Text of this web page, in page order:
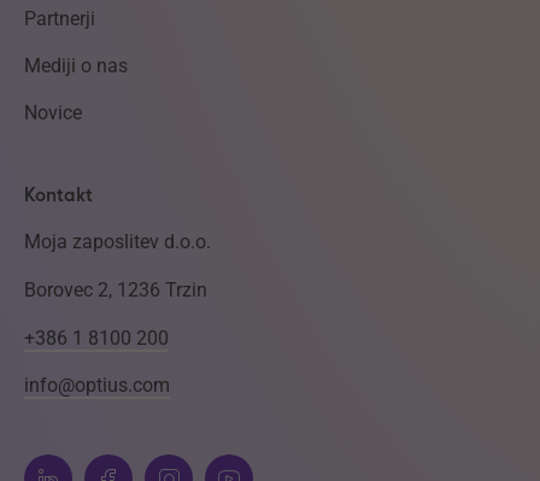
Partnerji
Mediji o nas
Novice
Kontakt
Moja zaposlitev d.o.o.
Borovec 2, 1236 Trzin
+386 1 8100 200
info@optius.com